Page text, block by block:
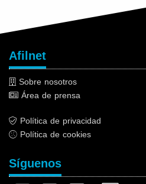
Afilnet
Sobre nosotros
Área de prensa
Política de privacidad
Política de cookies
Síguenos